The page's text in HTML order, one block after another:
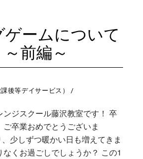
ゲームについて
前編～
後等デイサービス）
ンジスクール藤沢教室です！ 卒
卒業おめでとうございま
少しずつ暖かい日も増えてきま
なくお過ごしでしょうか？ この1